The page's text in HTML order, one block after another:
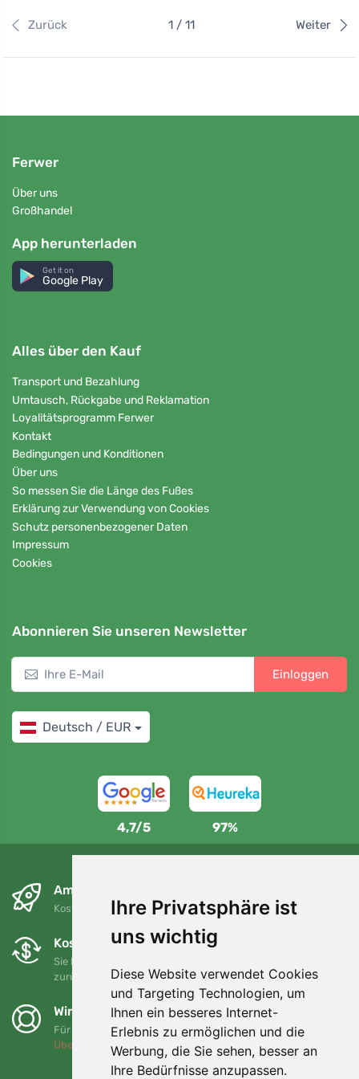
Ihre Privatsphäre ist
uns wichtig
Diese Website verwendet Cookies
und Targeting Technologien, um
Ihnen ein besseres Internet-
Erlebnis zu ermöglichen und die
Werbung, die Sie sehen, besser an
Ihre Bedürfnisse anzupassen.
Zurück 1 / 11 Weiter
Ferwer
Über uns
Großhandel
App herunterladen
Get it on
Google Play
Alles über den Kauf
Transport und Bezahlung
Umtausch, Rückgabe und Reklamation
Loyalitätsprogramm Ferwer
Kontakt
Bedingungen und Konditionen
Über uns
So messen Sie die Länge des Fußes
Erklärung zur Verwendung von Cookies
Schutz personenbezogener Daten
Impressum
Cookies
Abonnieren Sie unseren Newsletter
Einloggen
Deutsch / EUR
4,7/5 97%
Am nächsten Tag und kostenlos
Kostenloser Versand für Bestellungen über 80 EUR
Kostenloser Umtausch und Rückgabe
Sie können Ihre Bestellung jederzeit innerhalb von 90 Tagen
zurückgeben oder umtauschen.
Wir unterstützen Trees.org
Für jede Bestellung pflanzen wir einen Baum! Mehr lesen
Über uns